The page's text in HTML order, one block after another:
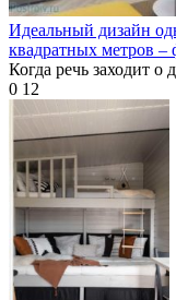
Идеальный дизайн
квадратных метров
Когда речь заходит
0 12